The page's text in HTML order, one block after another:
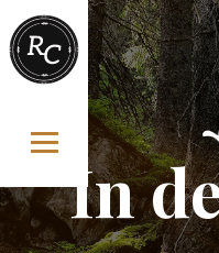
Skip to content
In